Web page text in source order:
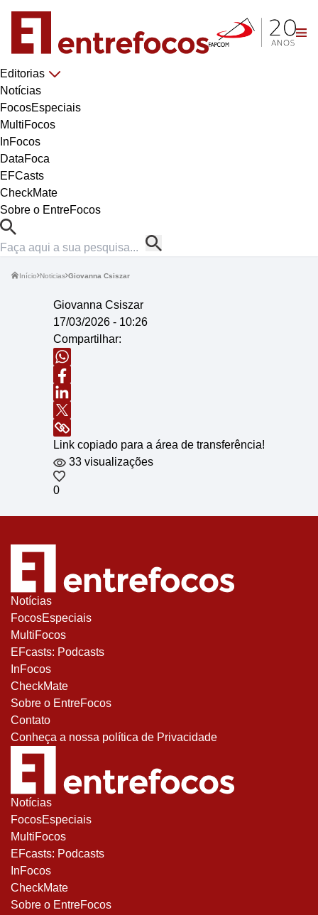
Editorias
Notícias
FocosEspeciais
MultiFocos
InFocos
DataFoca
EFCasts
CheckMate
Sobre o EntreFocos
Início Noticias Giovanna Csiszar
Giovanna Csiszar
17/03/2026 - 10:26
Compartilhar:
Link copiado para a área de transferência!
33 visualizações
0
Notícias
FocosEspeciais
MultiFocos
EFcasts: Podcasts
InFocos
CheckMate
Sobre o EntreFocos
Contato
Conheça a nossa política de Privacidade
Notícias
FocosEspeciais
MultiFocos
EFcasts: Podcasts
InFocos
CheckMate
Sobre o EntreFocos